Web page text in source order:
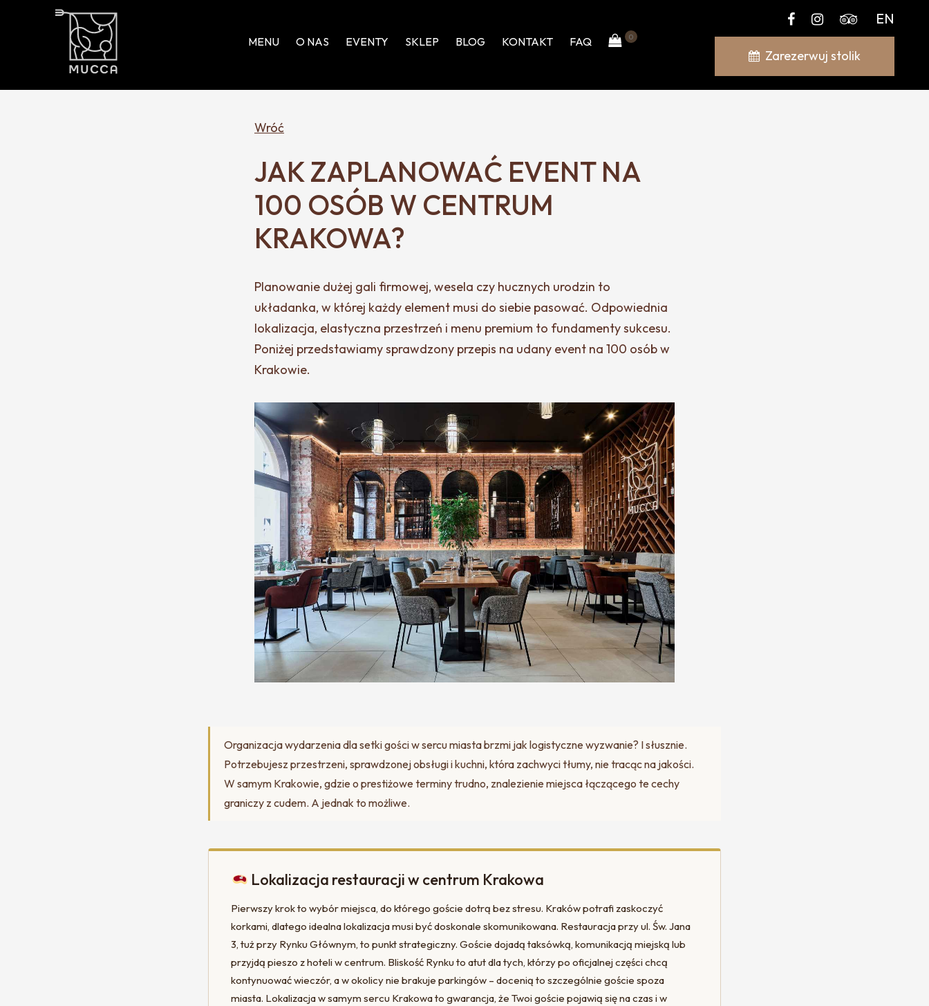
MENU O NAS EVENTY SKLEP BLOG KONTAKT FAQ 0
EN
Zarezerwuj stolik
Wróć
JAK ZAPLANOWAĆ EVENT NA
100 OSÓB W CENTRUM
KRAKOWA?
Planowanie dużej gali firmowej, wesela czy hucznych urodzin to
układanka, w której każdy element musi do siebie pasować. Odpowiednia
lokalizacja, elastyczna przestrzeń i menu premium to fundamenty sukcesu.
Poniżej przedstawiamy sprawdzony przepis na udany event na 100 osób w
Krakowie.
Organizacja wydarzenia dla setki gości w sercu miasta brzmi jak logistyczne wyzwanie? I słusznie.
Potrzebujesz przestrzeni, sprawdzonej obsługi i kuchni, która zachwyci tłumy, nie tracąc na jakości.
W samym Krakowie, gdzie o prestiżowe terminy trudno, znalezienie miejsca łączącego te cechy
graniczy z cudem. A jednak to możliwe.
Lokalizacja restauracji w centrum Krakowa
Pierwszy krok to wybór miejsca, do którego goście dotrą bez stresu. Kraków potrafi zaskoczyć
korkami, dlatego idealna lokalizacja musi być doskonale skomunikowana. Restauracja przy ul. Św. Jana
3, tuż przy Rynku Głównym, to punkt strategiczny. Goście dojadą taksówką, komunikacją miejską lub
przyjdą pieszo z hoteli w centrum. Bliskość Rynku to atut dla tych, którzy po oficjalnej części chcą
kontynuować wieczór, a w okolicy nie brakuje parkingów – docenią to szczególnie goście spoza
miasta. Lokalizacja w samym sercu Krakowa to gwarancja, że Twoi goście pojawią się na czas i w